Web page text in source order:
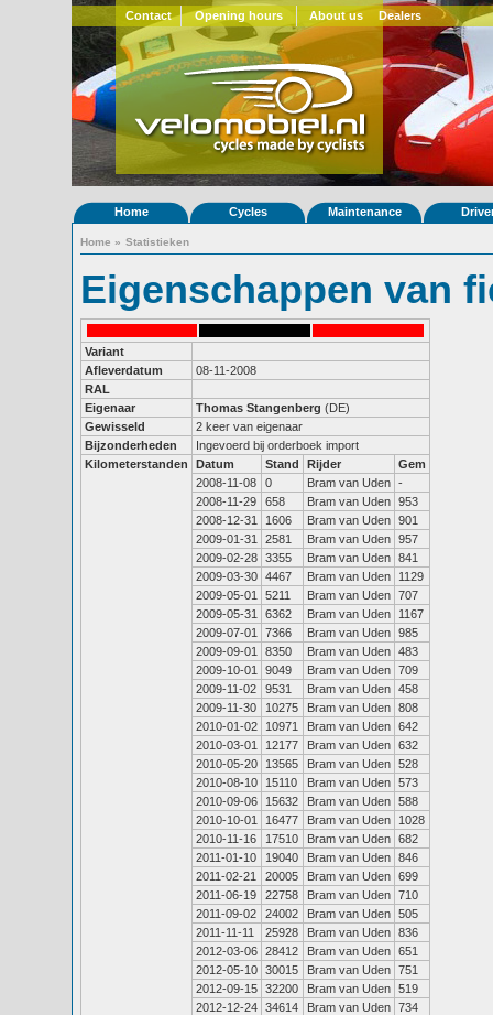
Contact Opening hours About us Dealers
Home Cycles Maintenance
Home » Statistieken
Eigenschappen van
Variant
Afleverdatum
08-11-2008
RAL
Eigenaar
Thomas Stangenberg (DE)
Gewisseld
2 keer van eigenaar
Bijzonderheden
Ingevoerd bij orderboek import
Kilometerstanden
Datum Stand Rijder
Gem
2008-11-08
0 Bram van Uden -
2008-11-29
658 Bram van Uden 953
2008-12-31
1606 Bram van Uden 901
2009-01-31
2581 Bram van Uden 957
2009-02-28 3355 Bram van Uden 841
2009-03-30 4467 Bram van Uden
1129
2009-05-01
5211 Bram van Uden 707
2009-05-31
6362 Bram van Uden
1167
2009-07-01
7366 Bram van Uden 985
2009-09-01
8350 Bram van Uden 483
2009-10-01
9049 Bram van Uden 709
2009-11-02
9531 Bram van Uden 458
2009-11-30
10275 Bram van Uden 808
2010-01-02
10971 Bram van Uden 642
2010-03-01
12177 Bram van Uden 632
2010-05-20
13565 Bram van Uden 528
2010-08-10
15110 Bram van Uden 573
2010-09-06
15632 Bram van Uden 588
2010-10-01
16477 Bram van Uden
1028
2010-11-16
17510 Bram van Uden 682
2011-01-10
19040 Bram van Uden 846
2011-02-21
20005 Bram van Uden 699
2011-06-19
22758 Bram van Uden 710
2011-09-02
24002 Bram van Uden 505
2011-11-11
25928 Bram van Uden 836
2012-03-06 28412 Bram van Uden 651
2012-05-10 30015 Bram van Uden 751
2012-09-15 32200 Bram van Uden 519
2012-12-24 34614 Bram van Uden 734